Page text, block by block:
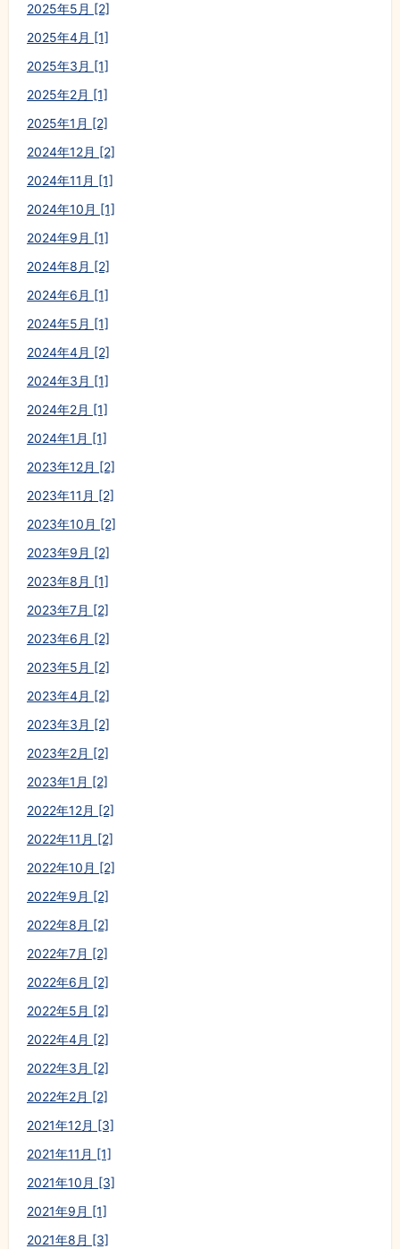
2025年5月 [2]
2025年4月 [1]
2025年3月 [1]
2025年2月 [1]
2025年1月 [2]
2024年12月 [2]
2024年11月 [1]
2024年10月 [1]
2024年9月 [1]
2024年8月 [2]
2024年6月 [1]
2024年5月 [1]
2024年4月 [2]
2024年3月 [1]
2024年2月 [1]
2024年1月 [1]
2023年12月 [2]
2023年11月 [2]
2023年10月 [2]
2023年9月 [2]
2023年8月 [1]
2023年7月 [2]
2023年6月 [2]
2023年5月 [2]
2023年4月 [2]
2023年3月 [2]
2023年2月 [2]
2023年1月 [2]
2022年12月 [2]
2022年11月 [2]
2022年10月 [2]
2022年9月 [2]
2022年8月 [2]
2022年7月 [2]
2022年6月 [2]
2022年5月 [2]
2022年4月 [2]
2022年3月 [2]
2022年2月 [2]
2021年12月 [3]
2021年11月 [1]
2021年10月 [3]
2021年9月 [1]
2021年8月 [3]